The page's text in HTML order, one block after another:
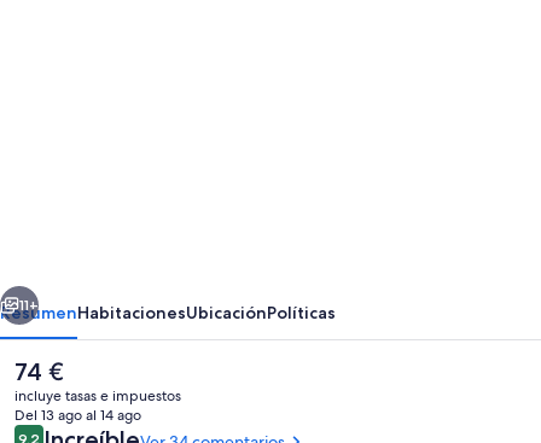
Siguiente
11+
ResumenHabitacionesUbicaciónPolíticas
El
precio
actual
es
74 €
incluye tasas e impuestos
Del 13 ago al 14 ago
Comentarios
9,2